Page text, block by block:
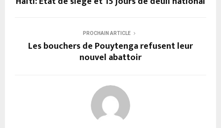
PROCHAIN ARTICLE
Les bouchers de Pouytenga refusent leur
nouvel abattoir